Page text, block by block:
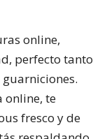
online,
perfecto tanto
online, te
fresco y de